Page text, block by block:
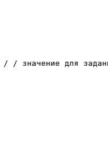
/ / значение для